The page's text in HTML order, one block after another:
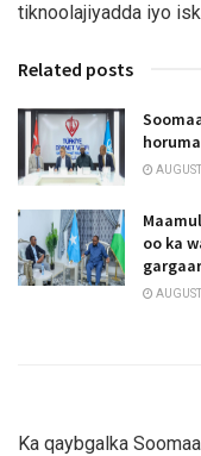
tiknoolajiyadda iyo
Related posts
oo ka
Ka qaybgalka